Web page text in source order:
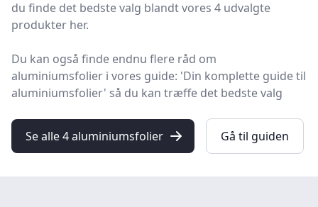
du finde det bedste valg blandt vores 4 udvalgte
produkter her.
Du kan også finde endnu flere råd om
aluminiumsfolier i vores guide: 'Din komplette guide til
aluminiumsfolier' så du kan træffe det bedste valg
Se alle 4 aluminiumsfolier Gå til guiden